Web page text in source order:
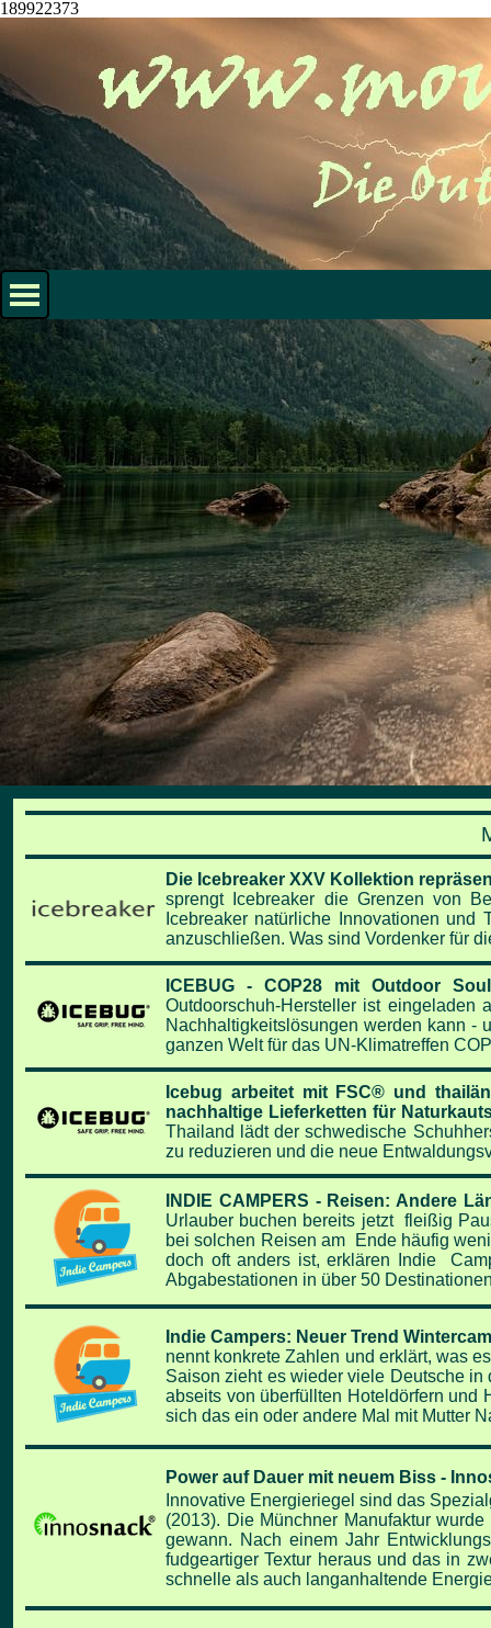
189922373
Direkt zum Seiteninhalt
Die Icebreaker XXV Kollektion
sprengt Icebreaker die Grenzen von
Icebreaker natürliche Innovationen
anzuschließen. Was sind Vordenker für
ICEBUG - COP28 mit Outdoor
Outdoorschuh-Hersteller ist eingeladen
Nachhaltigkeitslösungen werden kann -
ganzen Welt für das UN-Klimatreffen
Icebug arbeitet mit FSC® und
nachhaltige Lieferketten für
Thailand lädt der schwedische
zu reduzieren und die neue
INDIE CAMPERS - Reisen: Andere
Urlauber buchen bereits jetzt fleißig
bei solchen Reisen am Ende häufig
doch oft anders ist, erklären Indie
Abgabestationen in über 50
Indie Campers: Neuer Trend
nennt konkrete Zahlen und erklärt, was
Saison zieht es wieder viele Deutsche
abseits von überfüllten Hoteldörfern und
sich das ein oder andere Mal mit Mutter
Power auf Dauer mit neuem Biss -
Innovative Energieriegel sind das
(2013). Die Münchner Manufaktur
gewann. Nach einem Jahr
fudgeartiger Textur heraus und das in
schnelle als auch langanhaltende